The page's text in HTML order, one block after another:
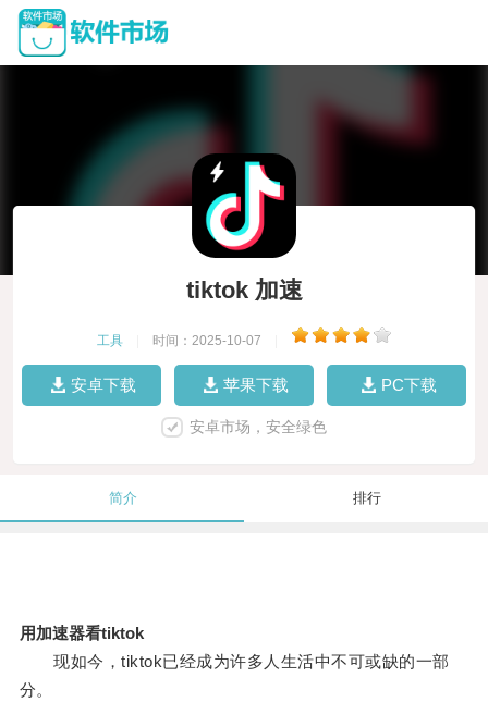
tiktok 加速
工具 时间：2025-10-07
安卓下载 苹果下载 PC下载
安卓市场，安全绿色
简介 排行
用加速器看tiktok
现如今，tiktok已经成为许多人生活中不可或缺的一部
分。